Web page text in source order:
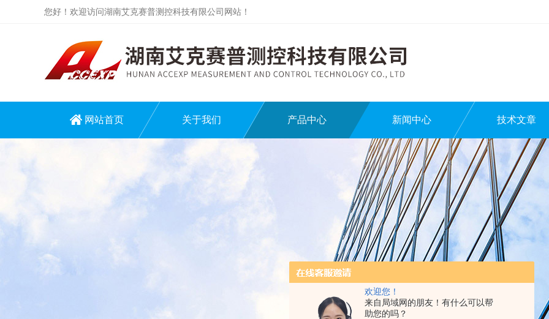
欢迎您！
来自局域网的朋友！有什么可以帮
助您的吗？
您好！欢迎访问湖南艾克赛普测控科技有限公司网站！
网站首页 关于我们 产品中心 新闻中心 技术文章